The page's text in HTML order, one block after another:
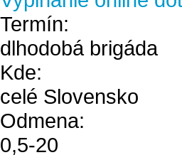
Termín:
dlhodobá brigáda
Kde:
celé Slovensko
Odmena:
0,5-20